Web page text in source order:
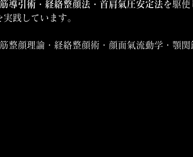
導引術・経絡整顔法・首肩氣圧安定法を駆使
践しています。
整顔理論・経絡整顔術・顔面氣流動学・顎関